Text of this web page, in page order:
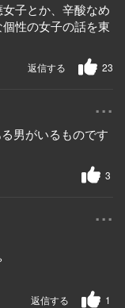
女子とか、辛酸なめ
性の女子の話を東
23
返信する
...
男がいるものです
3
...
1
返信する